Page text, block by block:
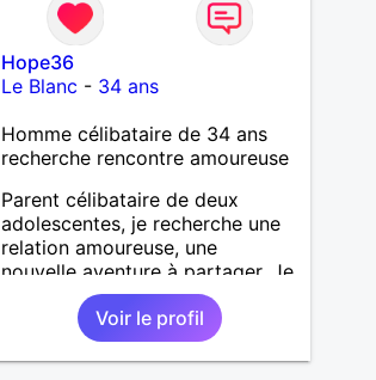
Hope36
Le Blanc - 34 ans
Homme célibataire de 34 ans
recherche rencontre amoureuse
Parent célibataire de deux
adolescentes, je recherche une
relation amoureuse, une
nouvelle aventure à partager. Je
suis quelqu'un de doux et
généreux, fleur bleue et
romantique. Je souhaite
partager des moments de joie,
Voir le profil